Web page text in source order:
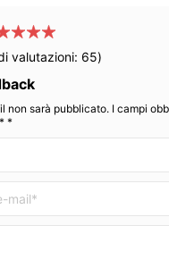
valutazioni: 65)
non sarà pubblicato. I campi
*